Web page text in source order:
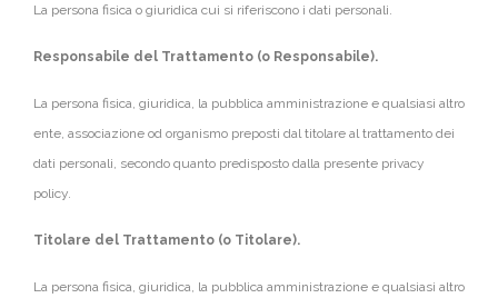
La persona fisica o giuridica cui si riferiscono i dati personali.
Responsabile del Trattamento (o Responsabile).
La persona fisica, giuridica, la pubblica amministrazione e qualsiasi altro
ente, associazione od organismo preposti dal titolare al trattamento dei
dati personali, secondo quanto predisposto dalla presente privacy
policy.
Titolare del Trattamento (o Titolare).
La persona fisica, giuridica, la pubblica amministrazione e qualsiasi altro